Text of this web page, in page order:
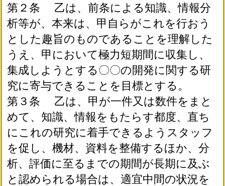
第２条 乙は、前条による知識、情報分
析等が、本来は、甲自らがこれを行おう
とした趣旨のものであることを理解した
うえ、甲において極力短期間に収集し、
集成しようとする〇〇の開発に関する研
究に寄与できることを目標とする。
第３条 乙は、甲が一件又は数件をまと
めて、知識、情報をもたらす都度、直ち
にこれの研究に着手できるようスタッフ
を促し、機材、資料を整備するほか、分
析、評価に至るまでの期間が長期に及ぶ
と認められる場合は、適宜中間の状況を